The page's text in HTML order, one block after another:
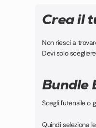
Crea il
Non riesci a
Devi solo
Bundle
Scegli l'utensile o
Quindi seleziona